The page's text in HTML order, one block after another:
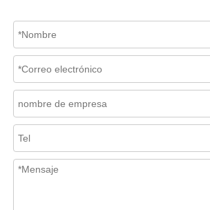
2026-07-06
En los sistemas de tuberías industriales,